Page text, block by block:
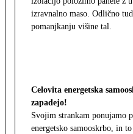
izravnalno maso. Odlično
pomanjkanju višine tal.
Celovita energetska
zapadejo!
Svojim strankam ponujamo
energetsko samooskrbo, in